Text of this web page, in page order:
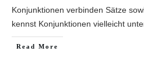
Konjunktionen verbinden Sätze
kennst Konjunktionen vielleicht
Read More